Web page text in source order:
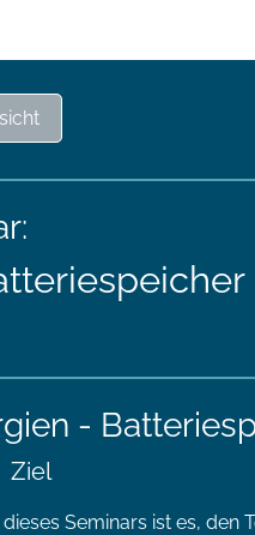
-
Ziel
Seminars ist es, den